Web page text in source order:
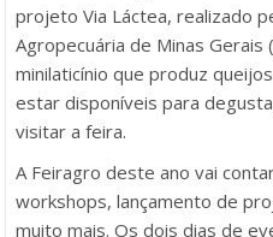
projeto Via Láctea, realizado
Agropecuária de Minas Gerais
minilaticínio que produz
estar disponíveis para
visitar a feira.
A Feiragro deste ano vai
workshops, lançamento de
muito mais. Os dois dias de